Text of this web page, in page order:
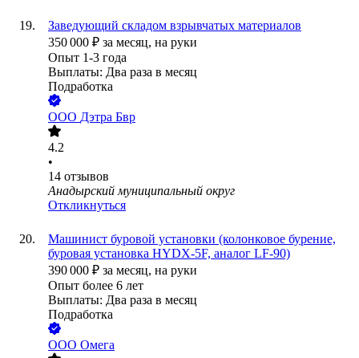
Заведующий складом взрывчатых материалов
350 000 ₽ за месяц, на руки
Опыт 1-3 года
Выплаты: Два раза в месяц
Подработка
ООО Дэтра Бвр
4.2
•
14 отзывов
Анадырский муниципальный округ
Откликнуться
Машинист буровой установки (колонковое бурение,
буровая установка HYDX-5F, аналог LF-90)
390 000 ₽ за месяц, на руки
Опыт более 6 лет
Выплаты: Два раза в месяц
Подработка
ООО Омега